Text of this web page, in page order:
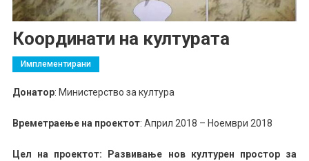
Координати на културата
Имплементирани
Донатор: Министерство за култура
Времетраење на проектот: Април 2018 – Ноември 2018
Цел на проектот: Развивање нов културен простор за